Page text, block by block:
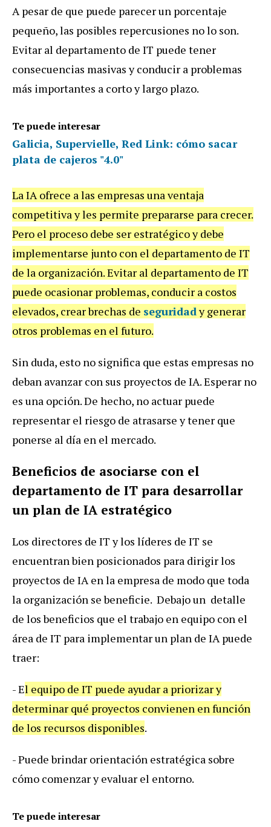
A pesar de que puede parecer un porcentaje
pequeño, las posibles repercusiones no lo son.
Evitar al departamento de IT puede tener
consecuencias masivas y conducir a problemas
más importantes a corto y largo plazo.
Te puede interesar
Galicia, Supervielle, Red Link: cómo sacar
plata de cajeros "4.0"
La IA ofrece a las empresas una ventaja
competitiva y les permite prepararse para crecer.
Pero el proceso debe ser estratégico y debe
implementarse junto con el departamento de IT
de la organización. Evitar al departamento de IT
puede ocasionar problemas, conducir a costos
elevados, crear brechas de seguridady generar
otros problemas en el futuro.
Sin duda, esto no significa que estas empresas no
deban avanzar con sus proyectos de IA. Esperar no
es una opción. De hecho, no actuar puede
representar el riesgo de atrasarse y tener que
ponerse al día en el mercado.
Beneficios de asociarse con el
departamento de IT para desarrollar
un plan de IA estratégico
Los directores de IT y los líderes de IT se
encuentran bien posicionados para dirigir los
proyectos de IA en la empresa de modo que toda
la organización se beneficie. Debajo un detalle
de los beneficios que el trabajo en equipo con el
área de IT para implementar un plan de IA puede
traer:
- El equipo de IT puede ayudar a priorizar y
determinar qué proyectos convienen en función
de los recursos disponibles.
- Puede brindar orientación estratégica sobre
cómo comenzar y evaluar el entorno.
Te puede interesar